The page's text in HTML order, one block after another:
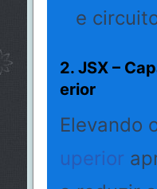
e
2. JSX –
erior
Elevando
uperior